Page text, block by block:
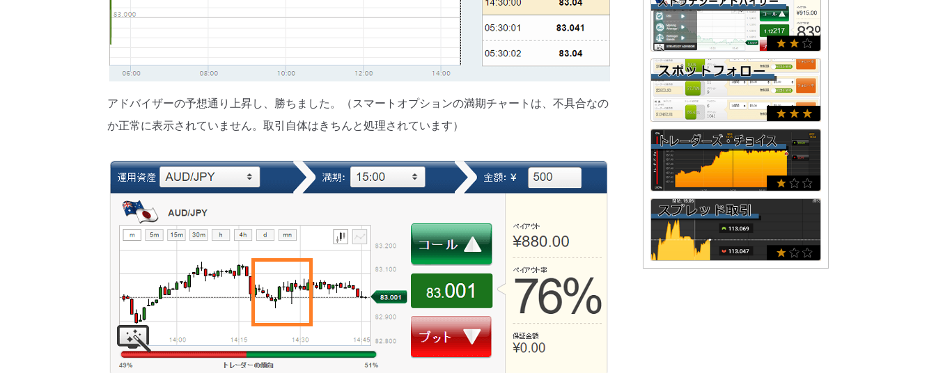
アドバイザーの予想通り上昇し、勝ちました。（スマートオプションの満期チャートは、不具合なの
か正常に表示されていません。取引自体はきちんと処理されています）